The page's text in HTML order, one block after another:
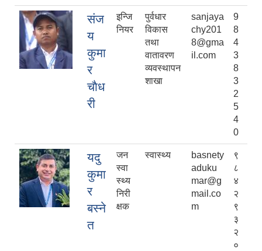
संज
य
कुमा
र
चाैध
री
इन्जि
नियर
पुर्वधार
विकास
तथा
वातावरण
व्यवस्थापन
शाखा
sanjaya
chy201
8@gma
il.com
9
8
4
3
8
3
2
5
4
0
यदु
कुमा
र
बस्ने
त
जन
स्वा
स्थ्य‍
निरी
क्षक
स्वास्थ्य
basnety
aduku
mar@g
mail.co
m
९
८
४
२
९
३
२
०